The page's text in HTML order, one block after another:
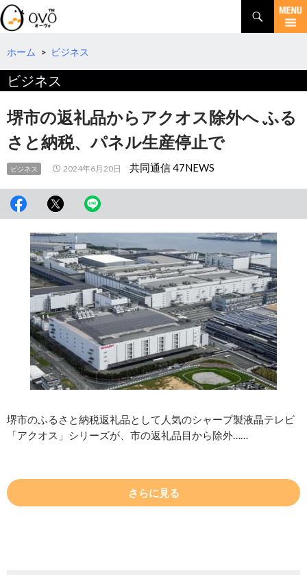
検
索
コ
テ
へ
動
ホーム > ビジネス
ビジネス
堺市の返礼品からアクオス除外へ ふる
さと納税、パネル生産停止で
ビジネス 2024年6月20日 共同通信 47NEWS
堺市のふるさと納税返礼品として人気のシャープ製液晶テレビ
「アクオス」シリーズが、市の返礼品目から除外……
さらに見る